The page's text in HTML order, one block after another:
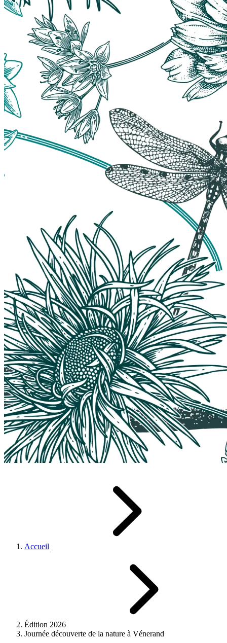
Accueil
Édition 2026
Journée découverte de la nature à Vénerand